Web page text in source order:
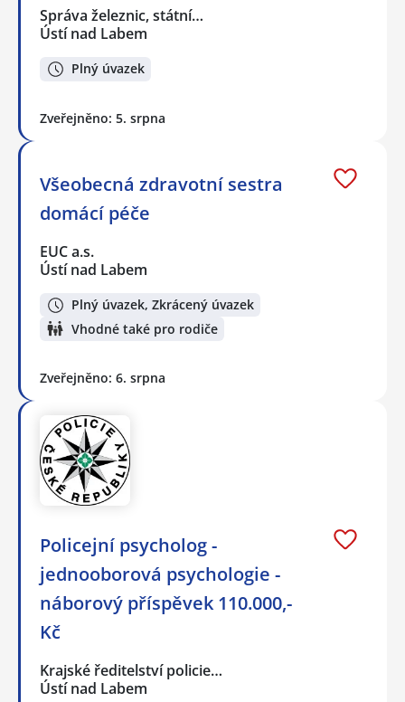
Správa železnic, státní…
Ústí nad Labem
Plný úvazek
Zveřejněno: 5. srpna
Všeobecná zdravotní sestra
domácí péče
EUC a.s.
Ústí nad Labem
Plný úvazek, Zkrácený úvazek
Vhodné také pro rodiče
Zveřejněno: 6. srpna
Policejní psycholog -
jednooborová psychologie -
náborový příspěvek 110.000,-
Kč
Krajské ředitelství policie…
Ústí nad Labem